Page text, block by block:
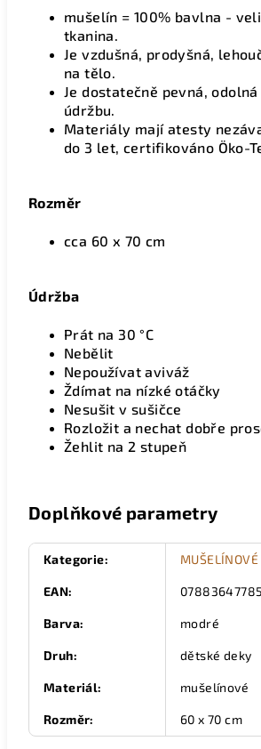
mušelín = 100% bavlna -
tkanina.
Je vzdušná, prodyšná,
na tělo.
Je dostatečně pevná, odolná
údržbu.
Materiály mají atesty
do 3 let, certifikováno Öko-
Rozměr
cca 60 x 70 cm
Údržba
Prát na 30 °C
Nebělit
Nepoužívat aviváž
Ždímat na nízké otáčky
Nesušit v sušičce
Rozložit a nechat dobře
Žehlit na 2 stupeň
Doplňkové parametry
Kategorie: MUŠELÍNOVÉ
EAN:
Barva: modré
Druh: dětské deky
Materiál: mušelínové
Rozměr: 60 x 70 cm